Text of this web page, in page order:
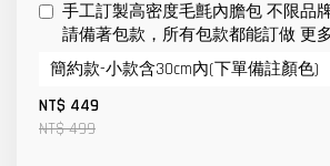
手工訂製高密度毛氈內膽包 不限品
請備著包款，所有包款都能訂做 更
NT$ 449
NT$ 499